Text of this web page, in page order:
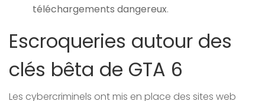
téléchargements dangereux.
Escroqueries autour des
clés bêta de GTA 6
Les cybercriminels ont mis en place des sites web